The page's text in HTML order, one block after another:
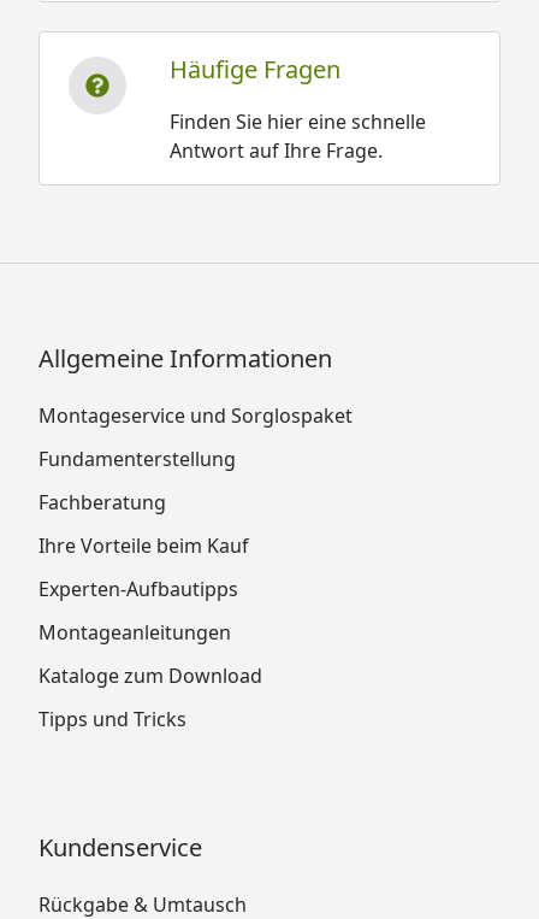
Häufige Fragen
Finden Sie hier eine schnelle
Antwort auf Ihre Frage.
Allgemeine Informationen
Montageservice und Sorglospaket
Fundamenterstellung
Fachberatung
Ihre Vorteile beim Kauf
Experten-Aufbautipps
Montageanleitungen
Kataloge zum Download
Tipps und Tricks
Kundenservice
Rückgabe & Umtausch